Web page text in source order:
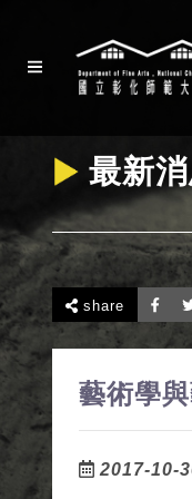
最新
share
藝術學
2017-10-